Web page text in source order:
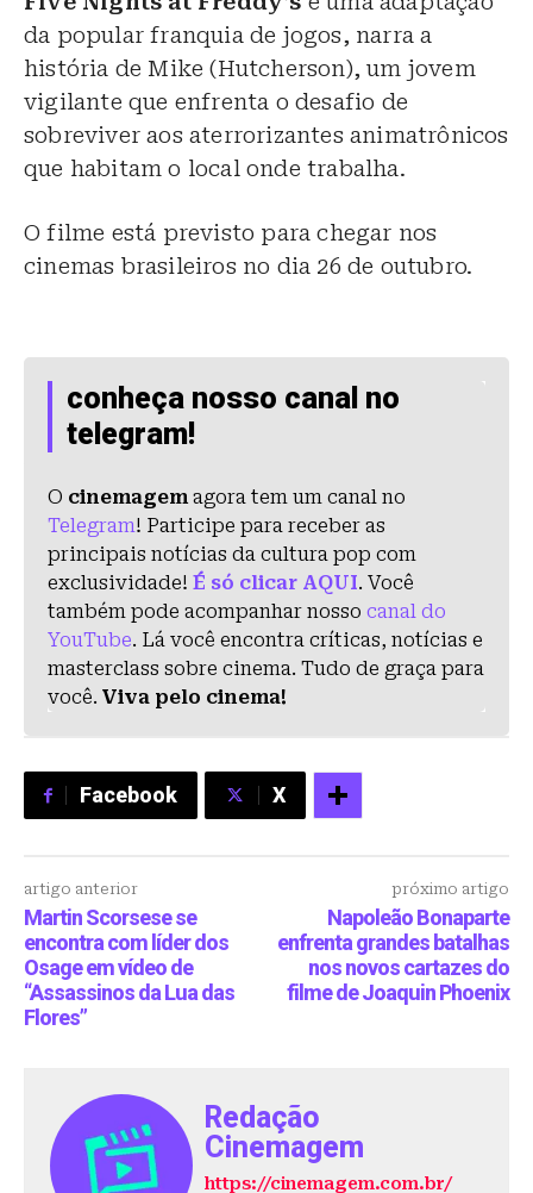
da popular franquia de jogos, narra a
história de Mike (Hutcherson), um jovem
vigilante que enfrenta o desafio de
sobreviver aos aterrorizantes animatrônicos
que habitam o local onde trabalha.
O filme está previsto para chegar nos
cinemas brasileiros no dia 26 de outubro.
conheça nosso canal no
telegram!
O cinemagemagora tem um canal no
Telegram! Participe para receber as
principais notícias da cultura pop com
exclusividade! É só clicar AQUI. Você
também pode acompanhar nosso canal do
YouTube. Lá você encontra críticas, notícias e
masterclass sobre cinema. Tudo de graça para
você. Viva pelo cinema!
Facebook X
artigo anterior
Martin Scorsese se
encontra com líder dos
Osage em vídeo de
“Assassinos da Lua das
Flores”
próximo artigo
Napoleão Bonaparte
enfrenta grandes batalhas
nos novos cartazes do
filme de Joaquin Phoenix
Redação
Cinemagem
https://cinemagem.com.br/